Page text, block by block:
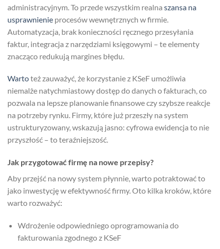
administracyjnym. To przede wszystkim realna szansa na
usprawnienie procesów wewnętrznych w firmie.
Automatyzacja, brak konieczności ręcznego przesyłania
faktur, integracja z narzędziami księgowymi – te elementy
znacząco redukują margines błędu.
Wartoteż zauważyć, że korzystanie z KSeF umożliwia
niemalże natychmiastowy dostęp do danych o fakturach, co
pozwala na lepsze planowanie finansowe czy szybsze reakcje
na potrzeby rynku. Firmy, które już przeszły na system
ustrukturyzowany, wskazują jasno: cyfrowa ewidencja to nie
przyszłość – to teraźniejszość.
Jak przygotować firmę na nowe przepisy?
Aby przejść na nowy system płynnie, warto potraktować to
jako inwestycję w efektywność firmy. Oto kilka kroków, które
warto rozważyć:
Wdrożenie odpowiedniego oprogramowania do
fakturowania zgodnego z KSeF